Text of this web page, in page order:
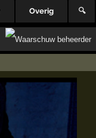
Overig 🔍